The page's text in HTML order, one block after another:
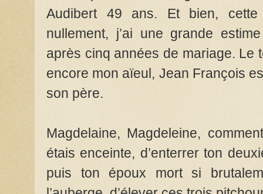
Audibert 49 ans. Et bien,
nullement, j’ai une grande
après cinq années de mariage.
encore mon aïeul, Jean François
son père.
Magdelaine, Magdeleine,
étais enceinte, d’enterrer ton
puis ton époux mort si